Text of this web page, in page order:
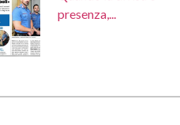
presenza,...